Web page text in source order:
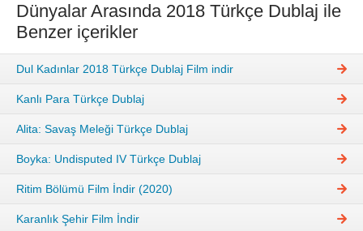
Dünyalar Arasında 2018 Türkçe Dublaj ile
Benzer içerikler
Dul Kadınlar 2018 Türkçe Dublaj Film indir
Kanlı Para Türkçe Dublaj
Alita: Savaş Meleği Türkçe Dublaj
Boyka: Undisputed IV Türkçe Dublaj
Ritim Bölümü Film İndir (2020)
Karanlık Şehir Film İndir